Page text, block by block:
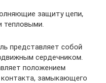
защиту цепи,
тепловыми.
представляет собой
сердечником.
положением
контакта, замыкающего